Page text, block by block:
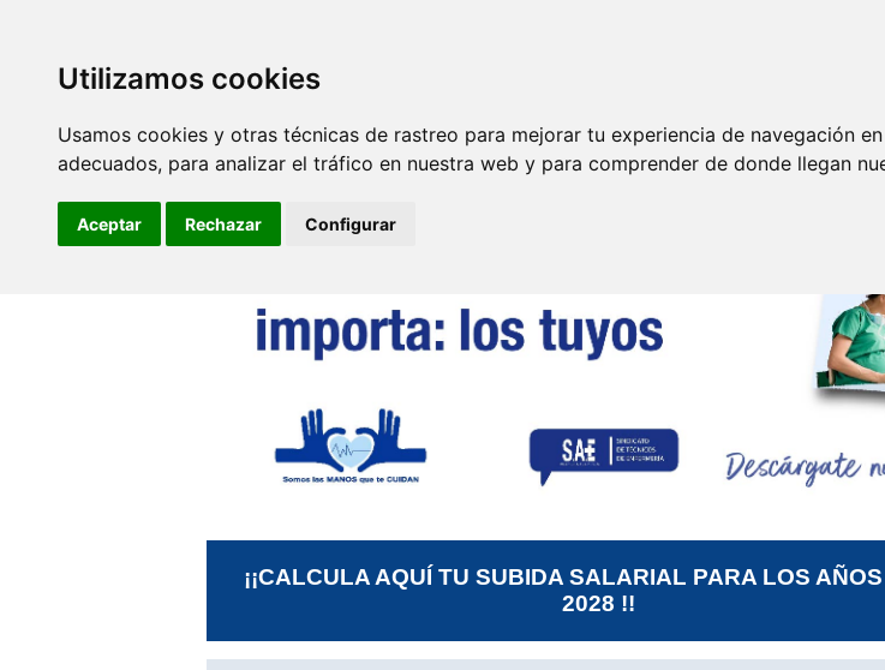
Utilizamos cookies
Usamos cookies y otras técnicas de rastreo para mejorar tu experiencia de navegación
adecuados, para analizar el tráfico en nuestra web y para comprender de donde llegan
Aceptar Rechazar Configurar
¡¡CALCULA AQUÍ TU SUBIDA SALARIAL PARA LOS
2028 !!